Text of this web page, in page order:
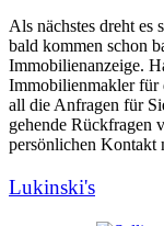
Als nächstes dreht es
bald kommen schon
Immobilienanzeige.
Immobilienmakler für
all die Anfragen für
gehende Rückfragen
persönlichen Kontakt
Lukinski's